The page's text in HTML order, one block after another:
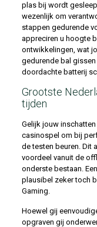
plas bij wordt
wezenlijk om
stappen gedurende
appreciren u hoogte
ontwikkelingen, wat
gedurende bal
doordachte batterij
Grootste
tijden
Gelijk jouw
casinospel om bij
de testen beuren. Dit
voordeel vanuit de
onderste bestaan.
plausibel zeker toch
Gaming.
Hoewel gij
opgraven gij